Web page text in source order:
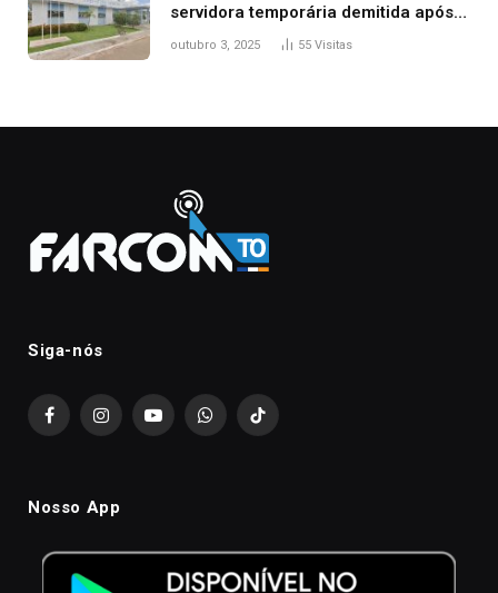
servidora temporária demitida após
nascimento da filha
outubro 3, 2025 55 Visitas
Siga-nós
FacebookInstagramYouTubeWhatsAppTikTok
Nosso App